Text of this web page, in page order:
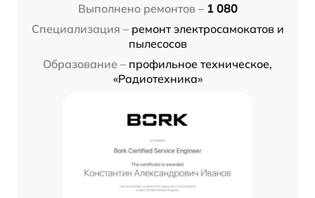
Выполнено ремонтов – 1 080
Специализация – ремонт электросамокатов и
пылесосов
Образование – профильное техническое,
«Радиотехника»